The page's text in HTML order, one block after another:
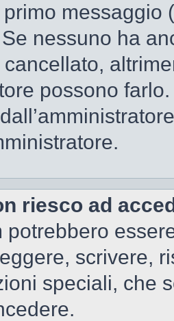
messaggio
nessuno ha
possono
riesco ad
potrebbero
scrivere,
speciali, che